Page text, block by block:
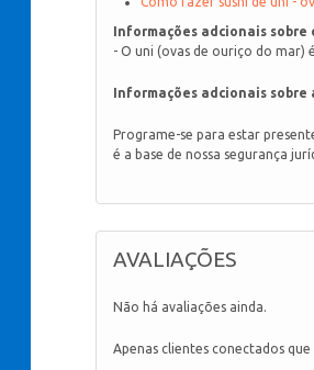
Informações adcionais sobre
- O uni (ovas de ouriço do mar)
Informações adcionais sobre
Programe-se para estar
é a base de nossa segurança
AVALIAÇÕES
Não há avaliações ainda.
Apenas clientes conectados